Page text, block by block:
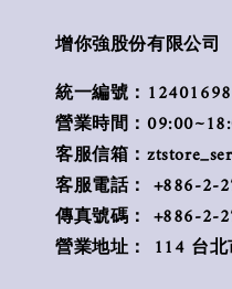
增你強股份有限公司
統一編號：12401698
營業時間：
客服信箱：
客服電話： +886-2-
傳真號碼： +886-2-
營業地址： 114 台